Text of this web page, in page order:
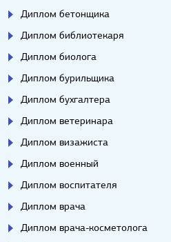
Диплом бетонщика
Диплом библиотекаря
Диплом биолога
Диплом бурильщика
Диплом бухгалтера
Диплом ветеринара
Диплом визажиста
Диплом военный
Диплом воспитателя
Диплом врача
Диплом врача-косметолога